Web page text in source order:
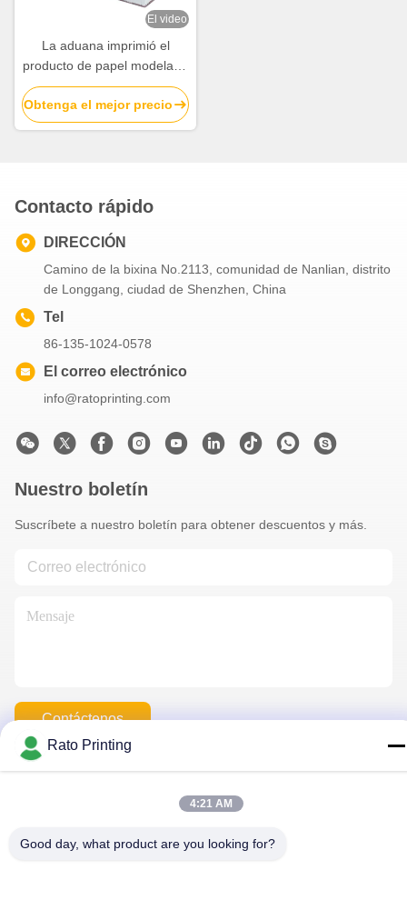
El video
La aduana imprimió el
producto de papel modelado
creativo empaqueta las
bolsas de papel rayadas
Obtenga el mejor precio
Contacto rápido
DIRECCIÓN
Camino de la bixina No.2113, comunidad de Nanlian, distrito
de Longgang, ciudad de Shenzhen, China
Tel
86-135-1024-0578
El correo electrónico
info@ratoprinting.com
Nuestro boletín
Suscríbete a nuestro boletín para obtener descuentos y más.
Contáctenos
Mapa del Sitio| China es buena. Calidad
2019-2026 Rato Printing Ltd Todo. Todos los derechos
Rato Printing
4:21 AM
Good day, what product are you looking for?